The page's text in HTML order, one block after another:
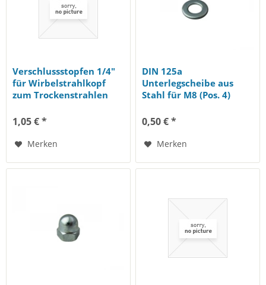
Verschlussstopfen 1/4"
für Wirbelstrahlkopf
zum Trockenstrahlen
1,05 € *
Merken
DIN 125a
Unterlegscheibe aus
Stahl für M8 (Pos. 4)
0,50 € *
Merken